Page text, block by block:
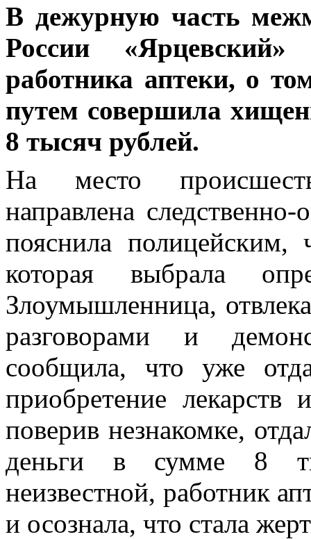
В дежурную часть
России
работника аптеки, о
путем совершила
8 тысяч рублей.
На место
направлена
пояснила
которая выбрала
Злоумышленница,
разговорами и
сообщила, что уже
приобретение лекарств
поверив незнакомке,
деньги в сумме 8
неизвестной, работник
и осознала, что стала